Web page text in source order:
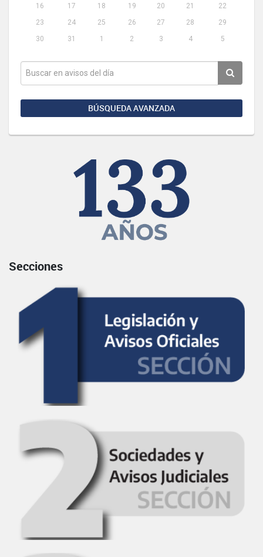
16
17 18 19 20 21
22
23
24 25 26 27 28
29
30
31 1 2 3 4 5
BÚSQUEDA AVANZADA
Secciones